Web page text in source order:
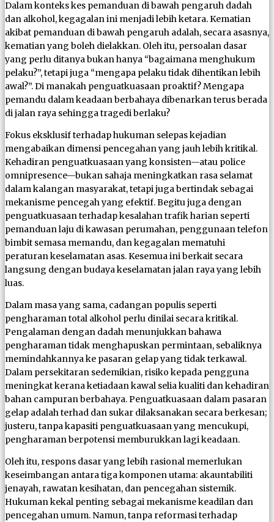
Dalam konteks kes pemanduan di bawah pengaruh dadah
dan alkohol, kegagalan ini menjadi lebih ketara. Kematian
akibat pemanduan di bawah pengaruh adalah, secara asasnya,
kematian yang boleh dielakkan. Oleh itu, persoalan dasar
yang perlu ditanya bukan hanya “bagaimana menghukum
pelaku?”, tetapi juga “mengapa pelaku tidak dihentikan lebih
awal?”. Di manakah penguatkuasaan proaktif? Mengapa
pemandu dalam keadaan berbahaya dibenarkan terus berada
di jalan raya sehingga tragedi berlaku?
Fokus eksklusif terhadap hukuman selepas kejadian
mengabaikan dimensi pencegahan yang jauh lebih kritikal.
Kehadiran penguatkuasaan yang konsisten—atau police
omnipresence—bukan sahaja meningkatkan rasa selamat
dalam kalangan masyarakat, tetapi juga bertindak sebagai
mekanisme pencegah yang efektif. Begitu juga dengan
penguatkuasaan terhadap kesalahan trafik harian seperti
pemanduan laju di kawasan perumahan, penggunaan telefon
bimbit semasa memandu, dan kegagalan mematuhi
peraturan keselamatan asas. Kesemua ini berkait secara
langsung dengan budaya keselamatan jalan raya yang lebih
luas.
Dalam masa yang sama, cadangan populis seperti
pengharaman total alkohol perlu dinilai secara kritikal.
Pengalaman dengan dadah menunjukkan bahawa
pengharaman tidak menghapuskan permintaan, sebaliknya
memindahkannya ke pasaran gelap yang tidak terkawal.
Dalam persekitaran sedemikian, risiko kepada pengguna
meningkat kerana ketiadaan kawal selia kualiti dan kehadiran
bahan campuran berbahaya. Penguatkuasaan dalam pasaran
gelap adalah terhad dan sukar dilaksanakan secara berkesan;
justeru, tanpa kapasiti penguatkuasaan yang mencukupi,
pengharaman berpotensi memburukkan lagi keadaan.
Oleh itu, respons dasar yang lebih rasional memerlukan
keseimbangan antara tiga komponen utama: akauntabiliti
jenayah, rawatan kesihatan, dan pencegahan sistemik.
Hukuman kekal penting sebagai mekanisme keadilan dan
pencegahan umum. Namun, tanpa reformasi terhadap